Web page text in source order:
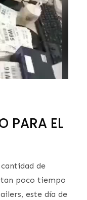
PARA EL
de
tan poco tiempo
este día de